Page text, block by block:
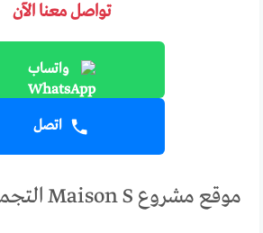
تواصل معنا الآن
واتساب
اتصل
موقع مشروع Maison S التجمع الخامس